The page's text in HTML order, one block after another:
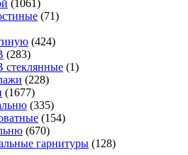
(1061)
(71)
(424)
(283)
(1)
(228)
(1677)
(335)
(154)
(670)
гарнитуры (128)